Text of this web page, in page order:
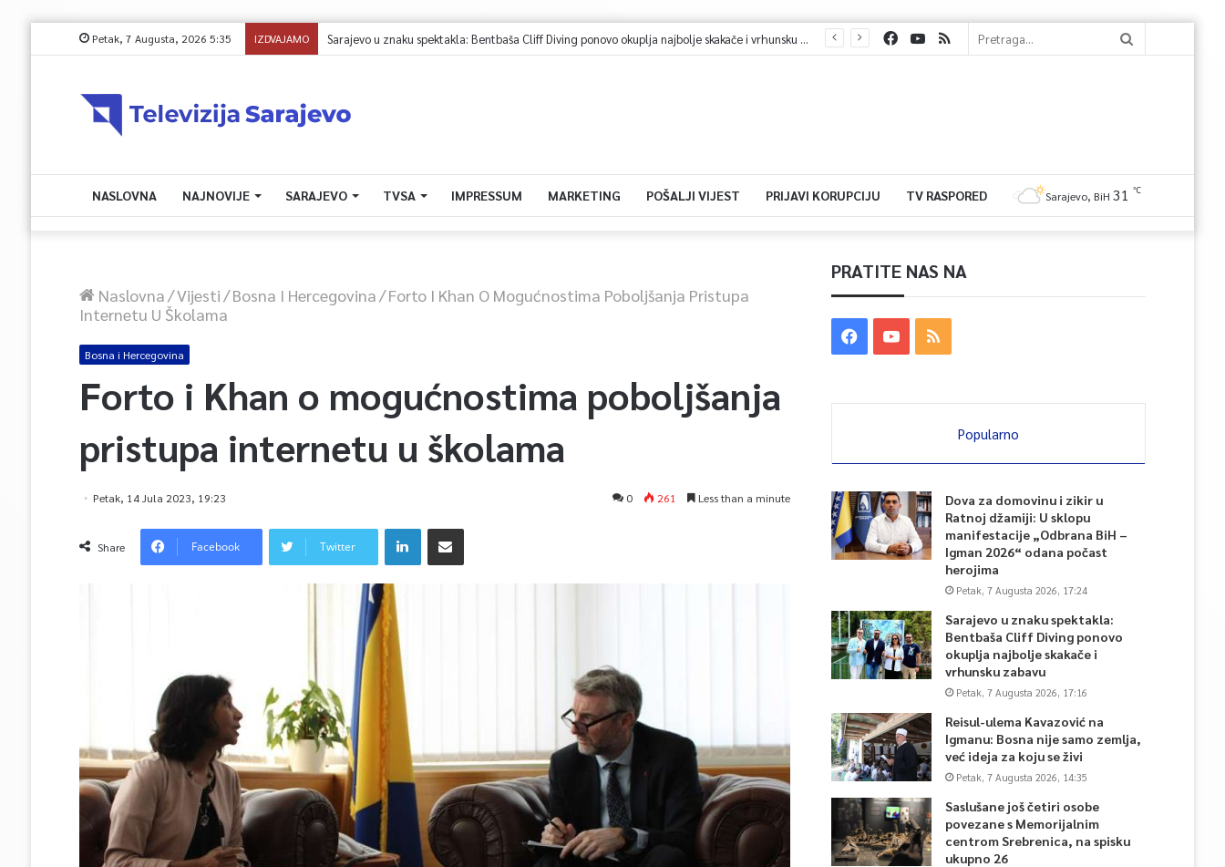
Petak, 7 Augusta, 2026 5:35 IZDVAJAMO
NASLOVNA NAJNOVIJE SARAJEVO TVSA IMPRESSUM MARKETING POŠALJI VIJEST PRIJAVI KORUPCIJU TV RASPORED Sarajevo, BiH 31 ℃
Naslovna/Vijesti/Bosna I Hercegovina/Forto I Khan O Mogućnostima Poboljšanja Pristupa
Internetu U Školama
Bosna i Hercegovina
Forto i Khan o mogućnostima poboljšanja
pristupa internetu u školama
Petak, 14 Jula 2023, 19:23 0 261 Less than a minute
Share Facebook Twitter
PRATITE NAS NA
Popularno
Dova za domovinu i zikir u
Ratnoj džamiji: U sklopu
manifestacije „Odbrana BiH –
Igman 2026“ odana počast
herojima
Petak, 7 Augusta 2026, 17:24
Sarajevo u znaku spektakla:
Bentbaša Cliff Diving ponovo
okuplja najbolje skakače i
vrhunsku zabavu
Petak, 7 Augusta 2026, 17:16
Reisul-ulema Kavazović na
Igmanu: Bosna nije samo zemlja,
već ideja za koju se živi
Petak, 7 Augusta 2026, 14:35
Saslušane još četiri osobe
povezane s Memorijalnim
centrom Srebrenica, na spisku
ukupno 26